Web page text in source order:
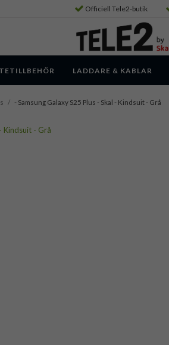
Officiell Tele2-butik
LADDARE & KABLAR
/ - Samsung Galaxy S25 Plus - Skal - Kindsuit - Grå